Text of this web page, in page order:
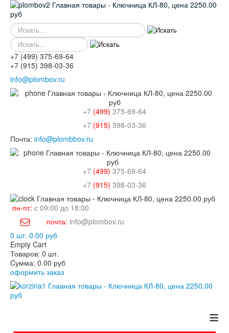
SEARCH
SEARCH-
M
+7 (499) 375-69-64
+7 (915) 398-03-36
info@plombov.ru
+7 (499) 375-69-64
+7 (915) 398-03-36
Почта: info@plombbov.ru
+7 (499) 375-69-64
+7 (915) 398-03-36
пн-пт: с 09:00 до 18:00
почта: info@plombov.ru
0 шт. 0.00 руб
Empty Cart
Товаров: 0 шт.
Cумма: 0.00 руб
оформить заказ
≡